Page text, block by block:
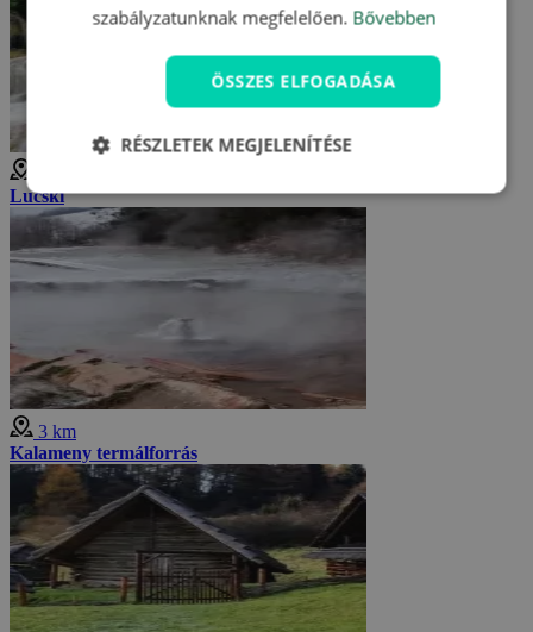
Lucski
3 km
Kalameny termálforrás
szabályzatunknak megfelelően. Bővebben
ÖSSZES ELFOGADÁSA
RÉSZLETEK MEGJELENÍTÉSE